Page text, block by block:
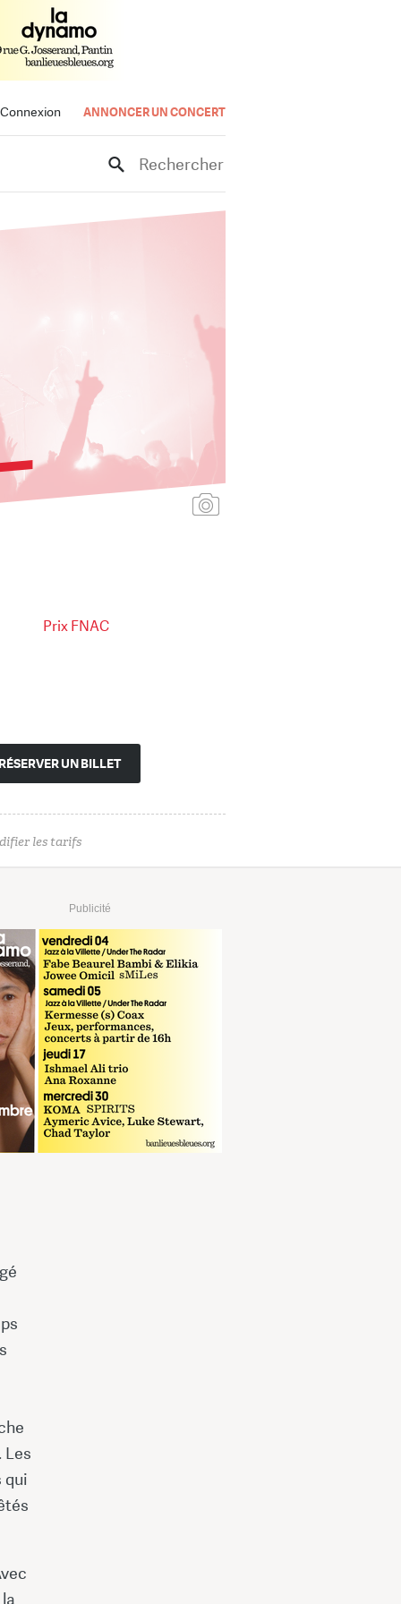
Connexion ANNONCER UN CONCERT
Rechercher
Prix FNAC
UN BILLET
RÉSERVER sur digitick.com
RÉSERVER sur fnac.com
les tarifs
Publicité
Les
qui